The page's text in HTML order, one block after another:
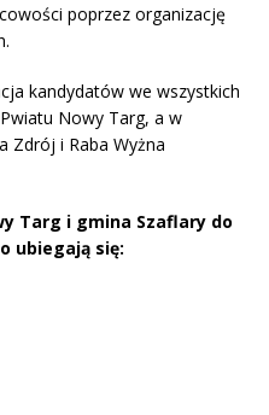
poprzez organizację
kandydatów we wszystkich
Nowy Targ, a w
Zdrój i Raba Wyżna
Targ i gmina Szaflary do
ubiegają się: